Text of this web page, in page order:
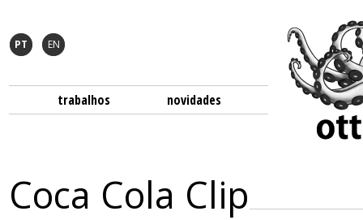
PT EN
trabalhos novidades
Coca Cola Clip